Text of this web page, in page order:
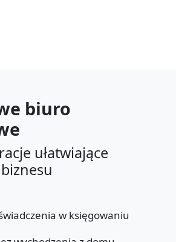
biuro
ułatwiające
w księgowaniu